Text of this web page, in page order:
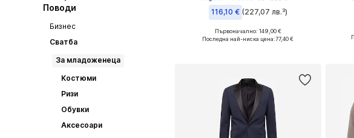
Поводи
Бизнес
Сватба
За младоженеца
Костюми
Ризи
Обувки
Аксесоари
116,10 € (227,07 лв.³)
Налични размери: 46, 48, 50, 52, 54
Първоначално: 149,00 €
Последна най-ниска цена:77,40 €